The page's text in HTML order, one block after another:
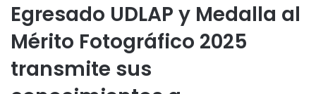
Egresado UDLAP y Medalla al
Mérito Fotográfico 2025
transmite sus